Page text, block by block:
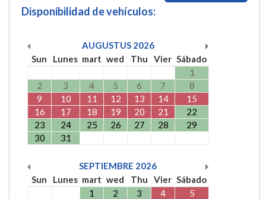
Disponibilidad de vehículos:
AUGUSTUS 2026
Sun
Lunes mart wed Thu Vier Sábado
1
2
3 4 5 6 7
8
9
10 11 12 13 14
15
16
17 18 19 20 21
22
23
24 25 26 27 28
29
30
31
SEPTIEMBRE 2026
Sun
Lunes mart wed Thu Vier Sábado
1
2 3 4 5